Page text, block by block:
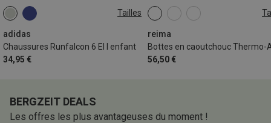
Tailles
adidas
Chaussures Runfalcon 6 El I enfant
34,95 €
reima
56,50 €
BERGZEIT DEALS
Les offres les plus avantageuses du moment !